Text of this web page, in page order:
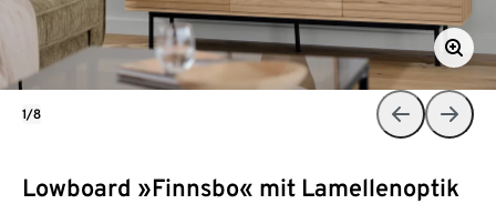
Lowboard »Finnsbo« mit Lamellenoptik
1/8